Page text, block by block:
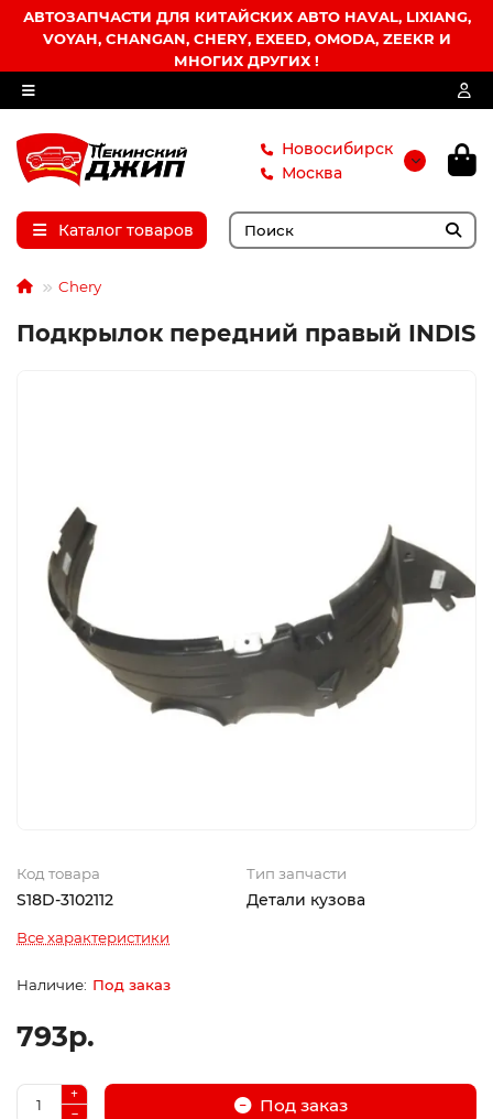
АВТОЗАПЧАСТИ ДЛЯ КИТАЙСКИХ АВТО HAVAL, LIXIANG,
VOYAH, CHANGAN, CHERY, EXEED, OMODA, ZEEKR И
МНОГИХ ДРУГИХ !
Новосибирск
Москва
Каталог товаров
Chery
Подкрылок передний правый INDIS
Код товара
S18D-3102112
Тип запчасти
Детали кузова
Все характеристики
Под заказ
793р.
Под заказ